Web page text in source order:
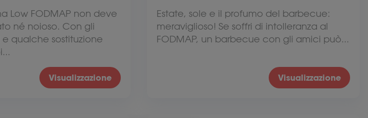
Low FODMAP non deve
né noioso. Con gli
qualche sostituzione
Visualizzazione
Estate, sole e il profumo del barbecue:
meraviglioso! Se soffri di intolleranza al
FODMAP, un barbecue con gli amici può...
Visualizzazione